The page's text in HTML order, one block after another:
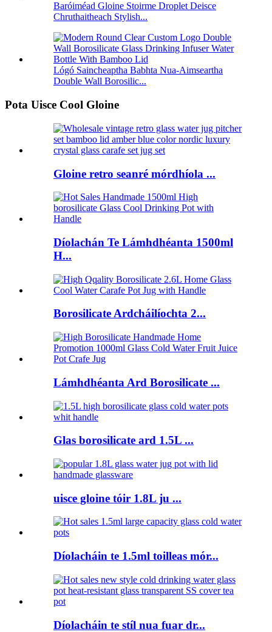
Baróiméad Gloine Stoirme Droplet Deisce
Chruthaitheach Stylish...
Lógó Saincheaptha Babhta Nua-Aimseartha
Double Wall Borosilic...
Pota Uisce Cool Gloine
Gloine retro seanré mórdhíola ...
Díolachán Te Lámhdhéanta 1500ml
H...
Borosilicate Ardcháilíochta 2...
Lámhdhéanta Ard Borosilicate ...
Glas borosilicate ard 1.5L ...
uisce gloine tóir 1.8L ju ...
Díolacháin te 1.5ml toilleas mór...
Díolacháin te stíl nua fuar dr...